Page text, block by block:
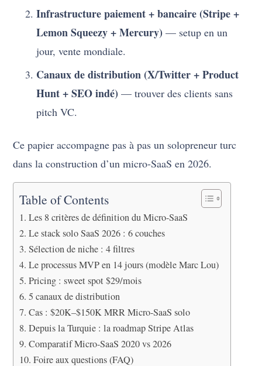
Infrastructure paiement + bancaire (Stripe +
Lemon Squeezy + Mercury) — setup en un
jour, vente mondiale.
Canaux de distribution (X/Twitter + Product
Hunt + SEO indé) — trouver des clients sans
pitch VC.
Ce papier accompagne pas à pas un solopreneur turc
dans la construction d’un micro-SaaS en 2026.
Table of Contents
Les 8 critères de définition du Micro-SaaS
Le stack solo SaaS 2026 : 6 couches
Sélection de niche : 4 filtres
Le processus MVP en 14 jours (modèle Marc Lou)
Pricing : sweet spot $29/mois
5 canaux de distribution
Cas : $20K–$150K MRR Micro-SaaS solo
Depuis la Turquie : la roadmap Stripe Atlas
Comparatif Micro-SaaS 2020 vs 2026
Foire aux questions (FAQ)